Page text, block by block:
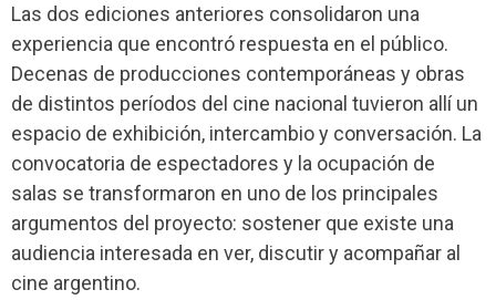
Las dos ediciones anteriores consolidaron una
experiencia que encontró respuesta en el público.
Decenas de producciones contemporáneas y obras
de distintos períodos del cine nacional tuvieron allí un
espacio de exhibición, intercambio y conversación. La
convocatoria de espectadores y la ocupación de
salas se transformaron en uno de los principales
argumentos del proyecto: sostener que existe una
audiencia interesada en ver, discutir y acompañar al
cine argentino.